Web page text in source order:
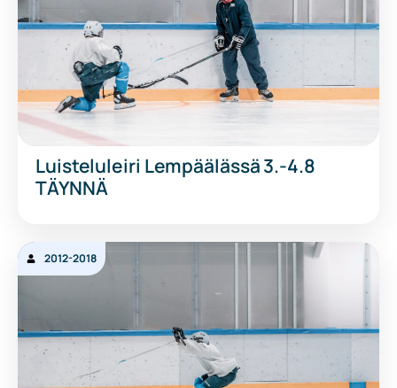
Luisteluleiri Lempäälässä 3.-4.8
TÄYNNÄ
2012-2018